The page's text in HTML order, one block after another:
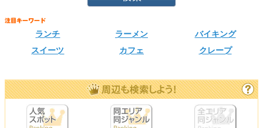
ランチ ラーメン
バイキング
スイーツ
カフェ クレープ